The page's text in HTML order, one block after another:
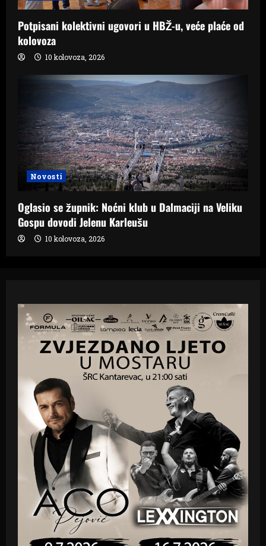
Potpisani kolektivni ugovori u HBŽ-u, veće plaće od
kolovoza
10 kolovoza, 2026
Novosti
Oglasio se župnik: Noćni klub u Dalmaciji na Veliku
Gospu dovodi Jelenu Karleušu
10 kolovoza, 2026